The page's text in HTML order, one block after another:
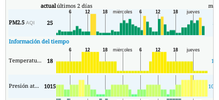
actualúltimos 2 días
PM2.5AQI 25 5
Información del tiempo
Temperatura. 18 18
Presión atmosférica 1015